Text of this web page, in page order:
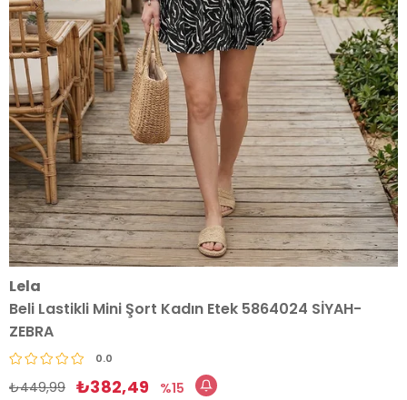
Lela
Beli Lastikli Mini Şort Kadın Etek 5864024 SİYAH-
ZEBRA
0.0
₺449,99 ₺382,49
15